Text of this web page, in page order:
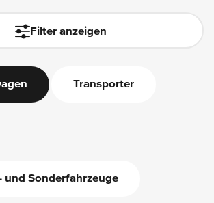
Filter anzeigen
Transporter
und Sonderfahrzeuge